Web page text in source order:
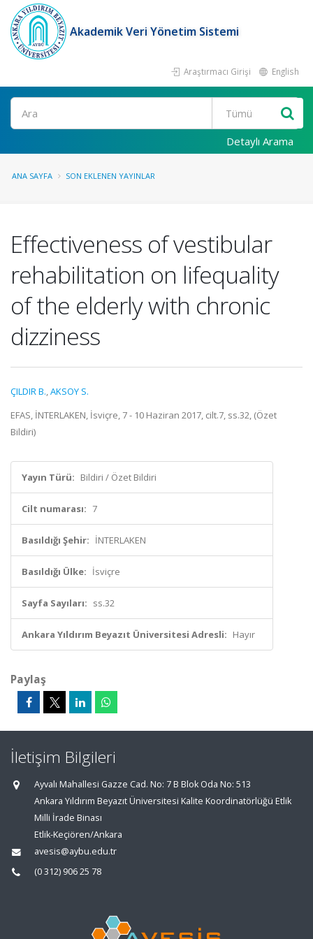
Akademik Veri Yönetim Sistemi
Araştırmacı Girişi English
Ara
Detaylı Arama
ANA SAYFA SON EKLENEN YAYINLAR
Effectiveness of vestibular
rehabilitation on lifequality
of the elderly with chronic
dizziness
ÇILDIR B.,AKSOY S.
EFAS, İNTERLAKEN, İsviçre, 7 - 10 Haziran 2017, cilt.7, ss.32, (Özet
Bildiri)
Yayın Türü: Bildiri / Özet Bildiri
Cilt numarası: 7
Basıldığı Şehir: İNTERLAKEN
Basıldığı Ülke: İsviçre
Sayfa Sayıları: ss.32
Ankara Yıldırım Beyazıt Üniversitesi Adresli: Hayır
Paylaş
İletişim Bilgileri
Ayvalı Mahallesi Gazze Cad. No: 7 B Blok Oda No: 513
Ankara Yıldırım Beyazıt Üniversitesi Kalite Koordinatörlüğü Etlik
Milli İrade Binası
Etlik-Keçiören/Ankara
avesis@aybu.edu.tr
(0 312) 906 25 78